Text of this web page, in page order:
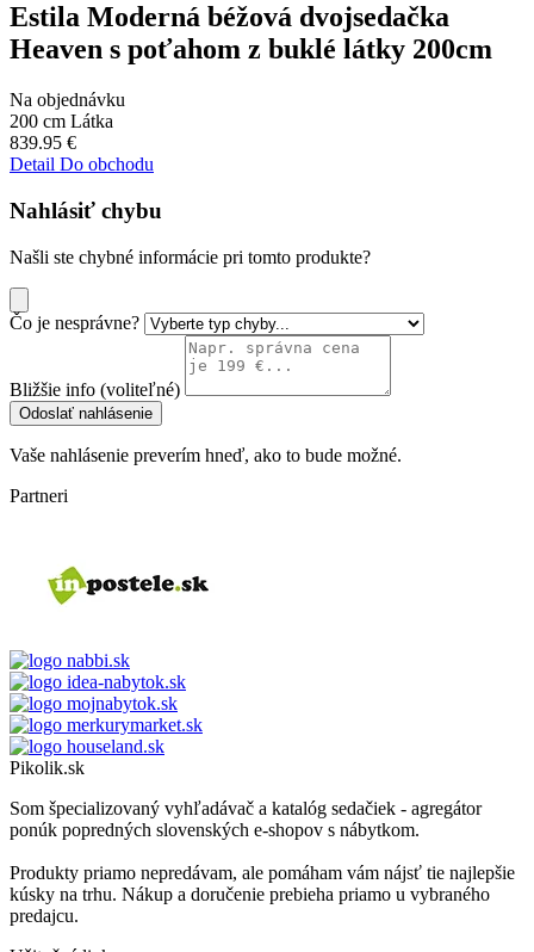
Estila Moderná béžová dvojsedačka
Heaven s poťahom z buklé látky 200cm
Na objednávku
200 cm Látka
839.95 €
Detail Do obchodu
Nahlásiť chybu
Našli ste chybné informácie pri tomto produkte?
Čo je nesprávne?
Bližšie info (voliteľné)
Odoslať nahlásenie
Vaše nahlásenie preverím hneď, ako to bude možné.
Partneri
Pikolik.sk
Som špecializovaný vyhľadávač a katalóg sedačiek - agregátor
ponúk popredných slovenských e-shopov s nábytkom.
Produkty priamo nepredávam, ale pomáham vám nájsť tie najlepšie
kúsky na trhu. Nákup a doručenie prebieha priamo u vybraného
predajcu.